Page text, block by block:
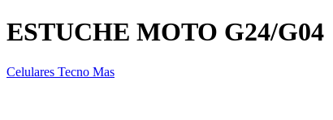
ESTUCHE MOTO G24/G04
Celulares Tecno Mas